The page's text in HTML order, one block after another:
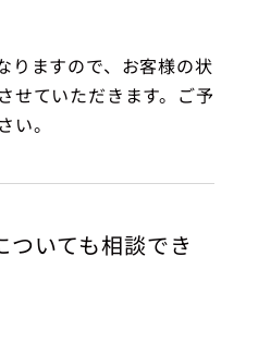
りますので、お客様の状
せていただきます。ご予
い。
ついても相談でき